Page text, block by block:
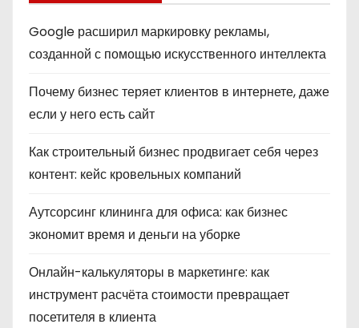
Google расширил маркировку рекламы,
созданной с помощью искусственного интеллекта
Почему бизнес теряет клиентов в интернете, даже
если у него есть сайт
Как строительный бизнес продвигает себя через
контент: кейс кровельных компаний
Аутсорсинг клининга для офиса: как бизнес
экономит время и деньги на уборке
Онлайн-калькуляторы в маркетинге: как
инструмент расчёта стоимости превращает
посетителя в клиента